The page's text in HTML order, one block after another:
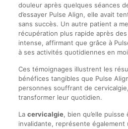
douleur après quelques séances
d’essayer Pulse Align, elle avait
sans succès. Un autre patient a
récupération plus rapide après
intense, affirmant que grâce à
à ses activités quotidiennes en
Ces témoignages illustrent les
bénéfices tangibles que Pulse
personnes souffrant de
transformer leur quotidien.
La cervicalgie, bien qu’elle
invalidante, représente également